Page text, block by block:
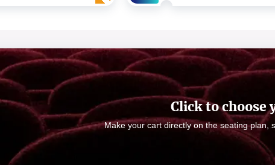
Click to choose
Make your cart directly on the seating plan,